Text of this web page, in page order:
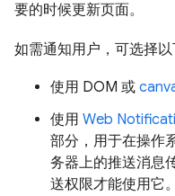
要的时候更新页面。
如需通知用户，可选择以
使用 DOM 或
使用 Web
部分，用于在操作
务器上的推送消息
送权限才能使用它